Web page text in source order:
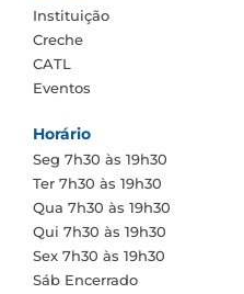
Instituição
Creche
CATL
Eventos
Horário
Seg 7h30 às 19h30
Ter 7h30 às 19h30
Qua 7h30 às 19h30
Qui 7h30 às 19h30
Sex 7h30 às 19h30
Sáb Encerrado